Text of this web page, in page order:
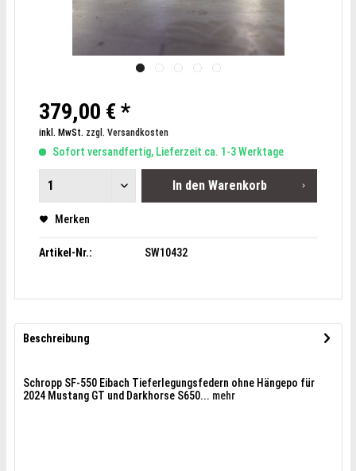
379,00 € *
inkl. MwSt. zzgl. Versandkosten
Sofort versandfertig, Lieferzeit ca. 1-3 Werktage
In den Warenkorb
Merken
Artikel-Nr.: SW10432
Beschreibung
Schropp SF-550 Eibach Tieferlegungsfedern ohne Hängepo für
2024 Mustang GT und Darkhorse S650... mehr